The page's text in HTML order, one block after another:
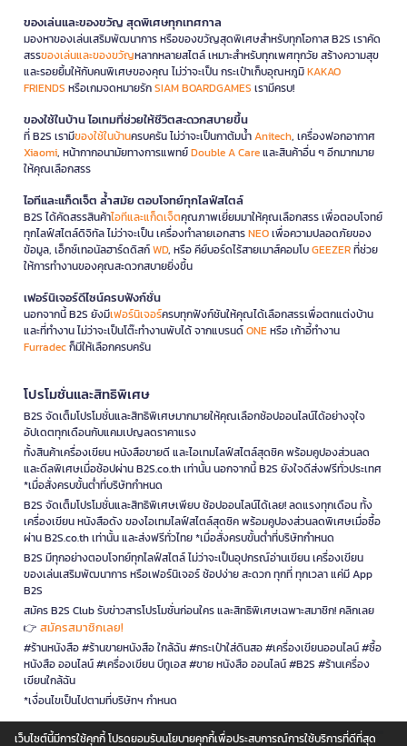
ของเล่นและของขวัญ สุดพิเศษทุกเทศกาล
มองหาของเล่นเสริมพัฒนาการ หรือของขวัญสุดพิเศษสำหรับทุกโอกาส B2S เราคัด
สรรของเล่นและของขวัญหลากหลายสไตล์ เหมาะสำหรับทุกเพศทุกวัย สร้างความสุข
และรอยยิ้มให้กับคนพิเศษของคุณ ไม่ว่าจะเป็น กระเป๋าเก็บอุณหภูมิKAKAO
FRIENDS หรือเกมจดหมายรักSIAM BOARDGAMES เรามีครบ!
ของใช้ในบ้าน ไอเทมที่ช่วยให้ชีวิตสะดวกสบายขึ้น
ที่ B2S เรามีของใช้ในบ้านครบครัน ไม่ว่าจะเป็นกาต้มน้ำAnitech, เครื่องฟอกอากาศ
Xiaomi, หน้ากากอนามัยทางการแพทย์Double A Careและสินค้าอื่น ๆ อีกมากมาย
ให้คุณเลือกสรร
ไอทีและแก็ดเจ็ต ล้ำสมัย ตอบโจทย์ทุกไลฟ์สไตล์
B2S ได้คัดสรรสินค้าไอทีและแก็ดเจ็ตคุณภาพเยี่ยมมาให้คุณเลือกสรร เพื่อตอบโจทย์
ทุกไลฟ์สไตล์ดิจิทัล ไม่ว่าจะเป็น เครื่องทำลายเอกสารNEOเพื่อความปลอดภัยของ
ข้อมูล, เอ็กซ์เทอนัลฮาร์ดดิสก์WD, หรือ คีย์บอร์ดไร้สายเมาส์คอมโบGEEZERที่ช่วย
ให้การทำงานของคุณสะดวกสบายยิ่งขึ้น
เฟอร์นิเจอร์ดีไซน์ครบฟังก์ชั่น
นอกจากนี้ B2S ยังมีเฟอร์นิเจอร์ครบทุกฟังก์ชันให้คุณได้เลือกสรรเพื่อตกแต่งบ้าน
และที่ทำงาน ไม่ว่าจะเป็นโต๊ะทำงานพับได้ จากแบรนด์ONEหรือ เก้าอี้ทำงาน
Furradecก็มีให้เลือกครบครัน
โปรโมชั่นและสิทธิพิเศษ
B2S จัดเต็มโปรโมชั่นและสิทธิพิเศษมากมายให้คุณเลือกช้อปออนไลน์ได้อย่างจุใจ
อัปเดตทุกเดือนกับแคมเปญลดราคาแรง
ทั้งสินค้าเครื่องเขียน หนังสือขายดี และไอเทมไลฟ์สไตล์สุดชิค พร้อมคูปองส่วนลด
และดีลพิเศษเมื่อช้อปผ่าน B2S.co.th เท่านั้น นอกจากนี้ B2S ยังใจดีส่งฟรีทั่วประเทศ
*เมื่อสั่งครบขั้นต่ำที่บริษัทกำหนด
B2S จัดเต็มโปรโมชั่นและสิทธิพิเศษเพียบ ช้อปออนไลน์ได้เลย! ลดแรงทุกเดือน ทั้ง
เครื่องเขียน หนังสือดัง ของไอเทมไลฟ์สไตล์สุดชิค พร้อมคูปองส่วนลดพิเศษเมื่อซื้อ
ผ่าน B2S.co.th เท่านั้น และส่งฟรีทั่วไทย *เมื่อสั่งครบขั้นต่ำที่บริษัทกำหนด
B2S มีทุกอย่างตอบโจทย์ทุกไลฟ์สไตล์ ไม่ว่าจะเป็นอุปกรณ์อ่านเขียน เครื่องเขียน
ของเล่นเสริมพัฒนาการ หรือเฟอร์นิเจอร์ ช้อปง่าย สะดวก ทุกที่ ทุกเวลา แค่มี App
B2S
สมัคร B2S Club รับข่าวสารโปรโมชั่นก่อนใคร และสิทธิพิเศษเฉพาะสมาชิก! คลิกเลย
👉 สมัครสมาชิกเลย!
#ร้านหนังสือ #ร้านขายหนังสือ ใกล้ฉัน #กระเป๋าใส่ดินสอ #เครื่องเขียนออนไลน์ #ซื้อ
หนังสือ ออนไลน์ #เครื่องเขียน บีทูเอส #ขาย หนังสือ ออนไลน์ #B2S #ร้านเครื่อง
เขียนใกล้ฉัน
*เงื่อนไขเป็นไปตามที่บริษัทฯ กำหนด
เว็บไซต์นี้มีการใช้คุกกี้ โปรดยอมรับนโยบายคุกกี้เพื่อประสบการณ์การใช้บริการที่ดีที่สุด